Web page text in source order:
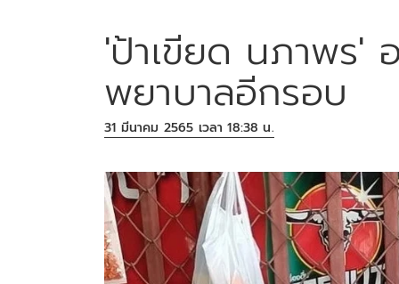
'ป้าเขียด นภาพร'
พยาบาลอีกรอบ
31 มีนาคม 2565 เวลา 18:38 น.